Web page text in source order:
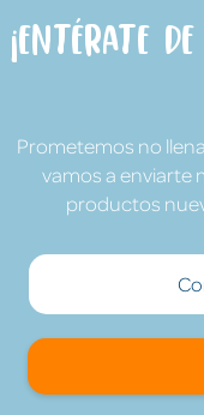
¡Entérate
Prometemos no
vamos a enviarte
productos